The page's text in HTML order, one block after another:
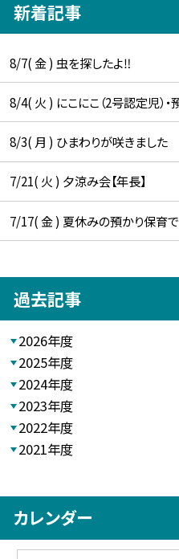
新着記事
8/7( 金 ) 虫を探したよ‼
8/4( 火 ) にこにこ（2号認定児）
8/3( 月 ) ひまわりが咲きました
7/21( 火 ) 夕涼み会【年長】
7/17( 金 ) 夏休みの預かり保育
過去記事
2026年度
2025年度
2024年度
2023年度
2022年度
2021年度
カレンダー